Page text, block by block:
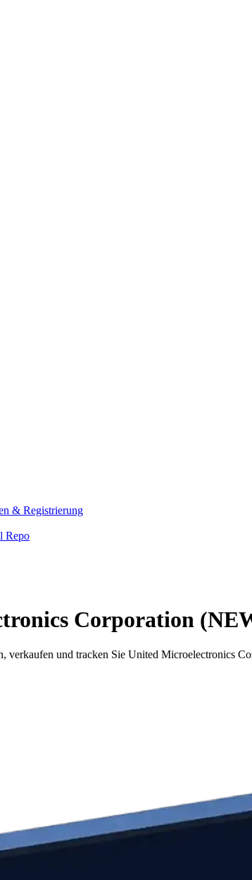
& Registrierung
Repo
Corporation
und tracken Sie United Microelectronics